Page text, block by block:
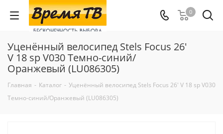
0
Уценённый велосипед Stels Focus 26'
V 18 sp V030 Темно-синий/
Оранжевый (LU086305)
Главная - Каталог - Уценённый велосипед Stels Focus 26' V 18 sp V030
Темно-синий/Оранжевый (LU086305)